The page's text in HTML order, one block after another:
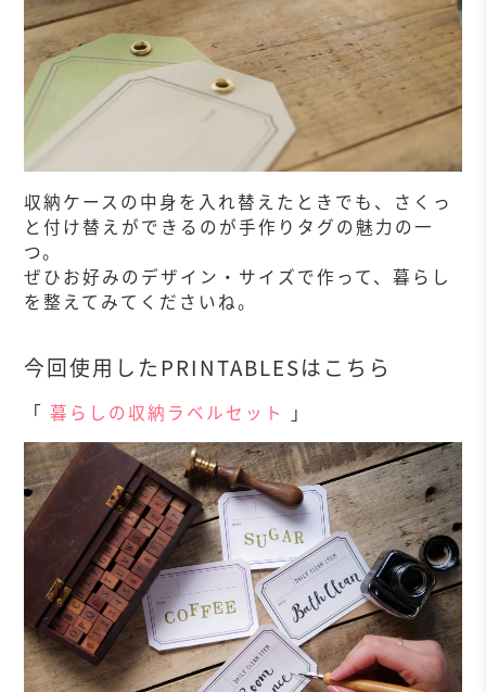
収納ケースの中身を入れ替えたときでも、さくっ
と付け替えができるのが手作りタグの魅力の一
つ。
ぜひお好みのデザイン・サイズで作って、暮らし
を整えてみてくださいね。
今回使用したPRINTABLESはこちら
「暮らしの収納ラベルセット 」